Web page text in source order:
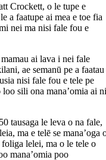
Crockett, o le tupe e
a faatupe ai mea e toe fia
nei ma nisi fale fou e
ai lava i nei fale
ae semanū pe a faatau
nisi fale fou e tele pe
sili ona mana’omia ai ni
tausaga le leva o na fale,
ma e telē se mana’oga
lelei, ma o le tele o
mana’omia poo